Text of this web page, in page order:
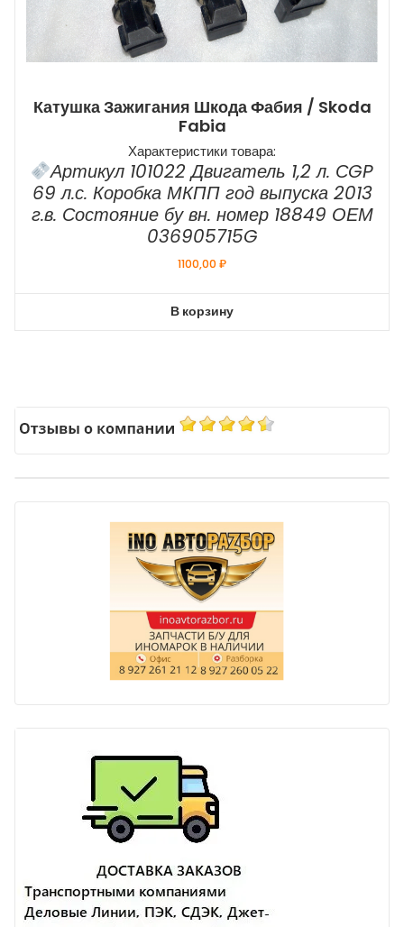
Катушка Зажигания Шкода Фабия / Skoda
Fabia
Характеристики товара:
Артикул 101022 Двигатель 1,2 л. СGP
69 л.с. Коробка МКПП год выпуска 2013
г.в. Состояние бу вн. номер 18849 ОЕМ
036905715G
1100,00₽
В корзину